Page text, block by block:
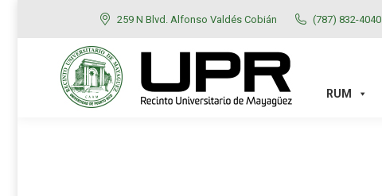
259 N Blvd. Alfonso Valdés Cobián (787) 832-4040
RUM
RUM ADMISIONES